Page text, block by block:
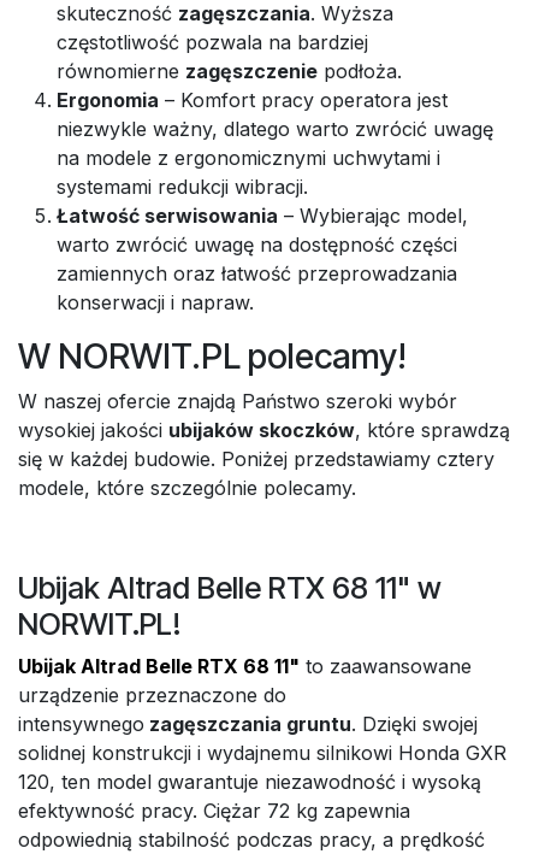
skuteczność zagęszczania. Wyższa
częstotliwość pozwala na bardziej
równomierne zagęszczenie podłoża.
Ergonomia – Komfort pracy operatora jest
niezwykle ważny, dlatego warto zwrócić uwagę
na modele z ergonomicznymi uchwytami i
systemami redukcji wibracji.
Łatwość serwisowania – Wybierając model,
warto zwrócić uwagę na dostępność części
zamiennych oraz łatwość przeprowadzania
konserwacji i napraw.
W NORWIT.PL polecamy!
W naszej ofercie znajdą Państwo szeroki wybór
wysokiej jakości ubijaków skoczków, które sprawdzą
się w każdej budowie. Poniżej przedstawiamy cztery
modele, które szczególnie polecamy.
Ubijak Altrad Belle RTX 68 11" w
NORWIT.PL!
Ubijak Altrad Belle RTX 68 11" to zaawansowane
urządzenie przeznaczone do
intensywnego zagęszczania gruntu. Dzięki swojej
solidnej konstrukcji i wydajnemu silnikowi Honda GXR
120, ten model gwarantuje niezawodność i wysoką
efektywność pracy. Ciężar 72 kg zapewnia
odpowiednią stabilność podczas pracy, a prędkość